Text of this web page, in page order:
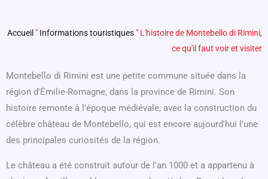
Accueil " Informations touristiques " L'histoire de Montebello di Rimini,
ce qu'il faut voir et visiter
Montebello di Rimini est une petite commune située dans la
région d'Émilie-Romagne, dans la province de Rimini. Son
histoire remonte à l'époque médiévale, avec la construction du
célèbre château de Montebello, qui est encore aujourd'hui l'une
des principales curiosités de la région.
Le château a été construit autour de l'an 1000 et a appartenu à